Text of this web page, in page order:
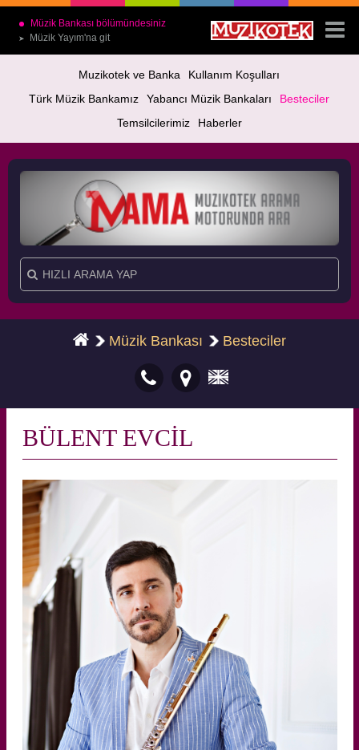
Müzik Bankası bölümündesiniz
➤ Müzik Yayım'na git
Muzikotek ve Banka
Kullanım Koşulları
Türk Müzik Bankamız
Yabancı Müzik Bankaları
Besteciler
Temsilcilerimiz
Haberler
Müzik Bankası Besteciler
BÜLENT EVCİL